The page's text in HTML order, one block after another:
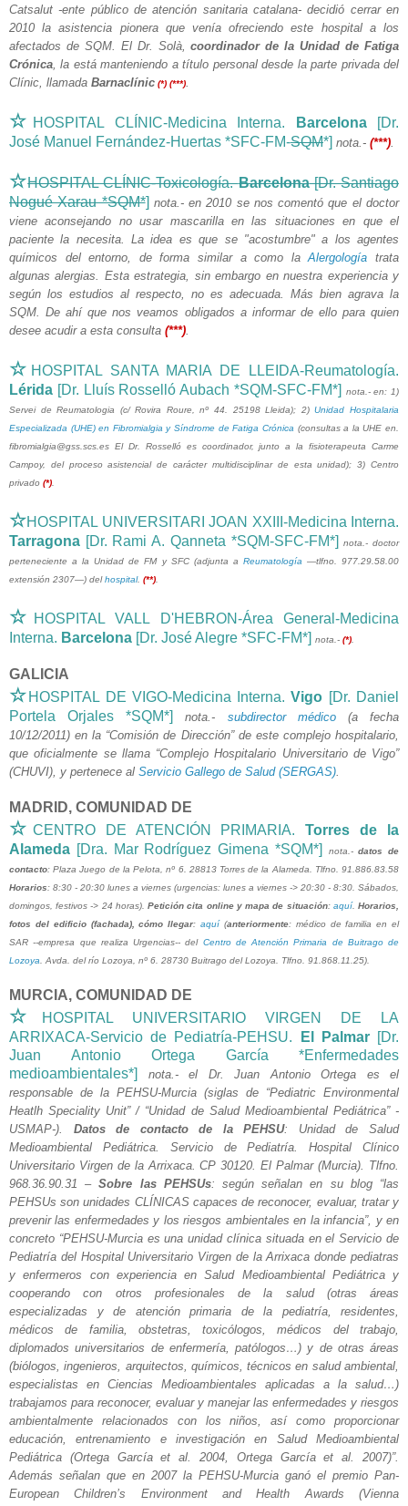
Catsalut -ente público de atención sanitaria catalana- decidió cerrar en
2010 la asistencia pionera que venía ofreciendo este hospital a los
afectados de SQM. El Dr. Solà,coordinador de la Unidad de Fatiga
Crónica, la está manteniendo a título personal desde la parte privada del
Clínic, llamada Barnaclínic (*) (***).
☆ HOSPITAL CLÍNIC-Medicina Interna. Barcelona[Dr.
José Manuel Fernández-Huertas *SFC-FM-SQM*] nota.- (***).
☆HOSPITAL CLÍNIC-Toxicología.Barcelona[Dr. Santiago
Nogué Xarau *SQM*] nota.- en 2010 se nos comentó que el doctor
viene aconsejando no usar mascarilla en las situaciones en que el
paciente la necesita. La idea es que se "acostumbre" a los agentes
químicos del entorno, de forma similar a como laAlergología trata
algunas alergias. Esta estrategia, sin embargo en nuestra experiencia y
según los estudios al respecto, no es adecuada. Más bien agrava la
SQM. De ahí que nos veamos obligados a informar de ello para quien
desee acudir a esta consulta (***).
☆ HOSPITAL SANTA MARIA DE LLEIDA-Reumatología.
Lérida [Dr. Lluís Rosselló Aubach *SQM-SFC-FM*] nota.- en: 1)
Servei de Reumatologia (c/ Rovira Roure, nº 44. 25198 Lleida); 2)Unidad Hospitalaria
Especializada (UHE) en Fibromialgia y Síndrome de Fatiga Crónica (consultas a la UHE en.
fibromialgia@gss.scs.es El Dr. Rosselló es coordinador, junto a la fisioterapeuta Carme
Campoy, del proceso asistencial de carácter multidisciplinar de esta unidad); 3) Centro
privado (*)
☆HOSPITAL UNIVERSITARI JOAN XXIII-Medicina Interna.
Tarragona [Dr. Rami A. Qanneta *SQM-SFC-FM*]
nota.- doctor
perteneciente a la Unidad de FM y SFC (adjunta a Reumatología —tlfno. 977.29.58.00
extensión 2307—) delhospital. (**)
☆ HOSPITAL VALL D'HEBRON-Área General-Medicina
Interna. Barcelona [Dr. José Alegre *SFC-FM*] nota.- (*)
GALICIA
☆ HOSPITAL DE VIGO-Medicina Interna.Vigo [Dr. Daniel
Portela Orjales *SQM*]
nota.- subdirector médico(a fecha
10/12/2011) enla “Comisión de Dirección” de este complejo hospitalario,
que oficialmente se llama “Complejo Hospitalario Universitario de Vigo”
(CHUVI), y pertenece al Servicio Gallego de Salud (SERGAS).
MADRID, COMUNIDAD DE
☆ CENTRO DE ATENCIÓN PRIMARIA.Torres de la
Alameda [Dra. Mar Rodríguez Gimena *SQM*] nota.-datos de
contacto: Plaza Juego de la Pelota, nº 6. 28813 Torres de la Alameda. Tlfno. 91.886.83.58
Horarios: 8:30 - 20:30 lunes a viernes (urgencias: lunes a viernes -> 20:30 - 8:30. Sábados,
domingos, festivos -> 24 horas).Petición cita online y mapa de situación: aquí.Horarios,
fotos del edificio (fachada), cómo llegar:aquí(anteriormente: médico de familia en el
SAR --empresa que realiza Urgencias-- del Centro de Atención Primaria de Buitrago de
Lozoya . Avda. del río Lozoya, nº 6. 28730 Buitrago del Lozoya. Tlfno. 91.868.11.25).
MURCIA, COMUNIDAD DE
☆
HOSPITAL UNIVERSITARIO VIRGEN DE LA
ARRIXACA-Servicio de Pediatría-PEHSU.
El Palmar[Dr.
Juan Antonio Ortega García *Enfermedades
medioambientales*]
nota.- el Dr. Juan Antonio Ortega es el
responsable de la PEHSU-Murcia (siglas de “Pediatric Environmental
Heatlh Speciality Unit” / “Unidad de Salud Medioambiental Pediátrica” -
USMAP-). Datos de contacto de la PEHSU: Unidad de Salud
Medioambiental Pediátrica. Servicio de Pediatría. Hospital Clínico
Universitario Virgen de la Arrixaca. CP 30120. El Palmar (Murcia). Tlfno.
968.36.90.31 –Sobre las PEHSUs: según señalan en su blog “las
PEHSUs son unidades CLÍNICAS capaces de reconocer, evaluar, tratar y
prevenir las enfermedades y los riesgos ambientales en la infancia”, y en
concreto “PEHSU-Murcia es una unidad clínica situada en el Servicio de
Pediatría del Hospital Universitario Virgen de la Arrixaca donde pediatras
y enfermeros con experiencia en Salud Medioambiental Pediátrica y
cooperando con otros profesionales de la salud (otras áreas
especializadas y de atención primaria de la pediatría, residentes,
médicos de familia, obstetras, toxicólogos, médicos del trabajo,
diplomados universitarios de enfermería, patólogos…) y de otras áreas
(biólogos, ingenieros, arquitectos, químicos, técnicos en salud ambiental,
especialistas en Ciencias Medioambientales aplicadas a la salud…)
trabajamos para reconocer, evaluar y manejar las enfermedades y riesgos
ambientalmente relacionados con los niños, así como proporcionar
educación, entrenamiento e investigación en Salud Medioambiental
Pediátrica (Ortega García et al. 2004, Ortega García et al. 2007)”.
Además señalan que en 2007 la PEHSU-Murcia ganó el premio Pan-
European Children’s Environment and Health Awards (Vienna